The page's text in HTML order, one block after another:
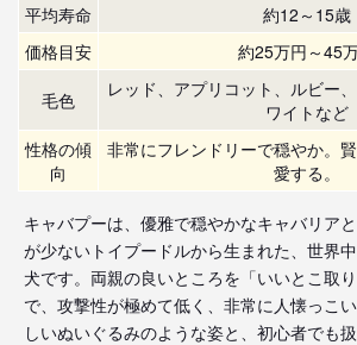
平均寿命
約12～15歳
価格目安
約25万円～45
毛色
レッド、アプリコット、ルビー
ワイトなど
性格の傾
向
非常にフレンドリーで穏やか。
愛する。
キャバプーは、優雅で穏やかなキャバリア
が少ないトイプードルから生まれた、世界
犬です。両親の良いところを「いいとこ取
で、攻撃性が極めて低く、非常に人懐っこ
しいぬいぐるみのような姿と、初心者でも